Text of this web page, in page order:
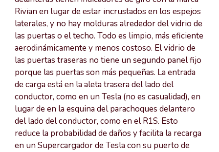
Rivian en lugar de estar incrustados en los espejos
laterales, y no hay molduras alrededor del vidrio de
las puertas o el techo. Todo es limpio, más eficiente
aerodinámicamente y menos costoso. El vidrio de
las puertas traseras no tiene un segundo panel fijo
porque las puertas son más pequeñas. La entrada
de carga está en la aleta trasera del lado del
conductor, como en un Tesla (no es casualidad), en
lugar de en la esquina del parachoques delantero
del lado del conductor, como en el R1S. Esto
reduce la probabilidad de daños y facilita la recarga
en un Supercargador de Tesla con su puerto de